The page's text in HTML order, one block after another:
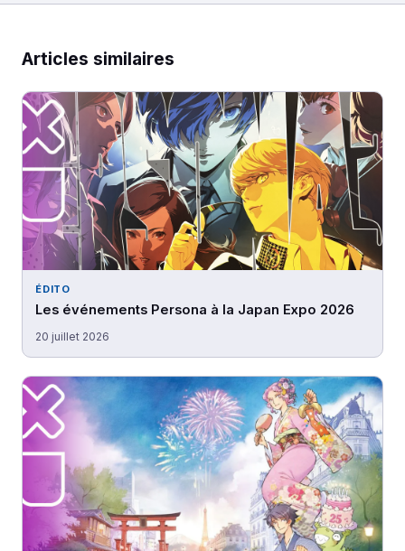
Articles similaires
ÉDITO
Les événements Persona à la Japan Expo 2026
20 juillet 2026